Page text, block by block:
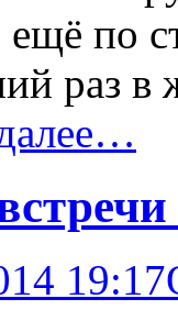
ещё по
раз в
19:17